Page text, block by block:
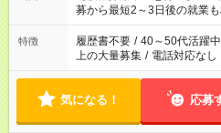
の方へ 今ご覧のお仕事で希
の勤務時間。 合計で週40時
募から最短2～3日後の就業も
特徴 履歴書不要 / 40～50代活躍中
上の大量募集 / 電話対応なし
気になる！ 応募